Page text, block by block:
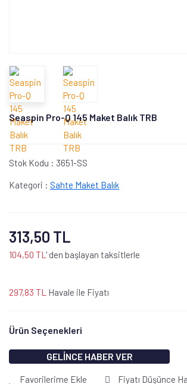
Seaspin Pro-Q 145 Maket Balık TRB
Stok Kodu : 3651-SS
Kategori : Sahte Maket Balık
313,50 TL
104,50 TL ' den başlayan taksitlerle
297,83 TL Havale ile Fiyatı
Ürün Seçenekleri
GELİNCE HABER VER
Favorilerime Ekle Fiyatı Düşünce